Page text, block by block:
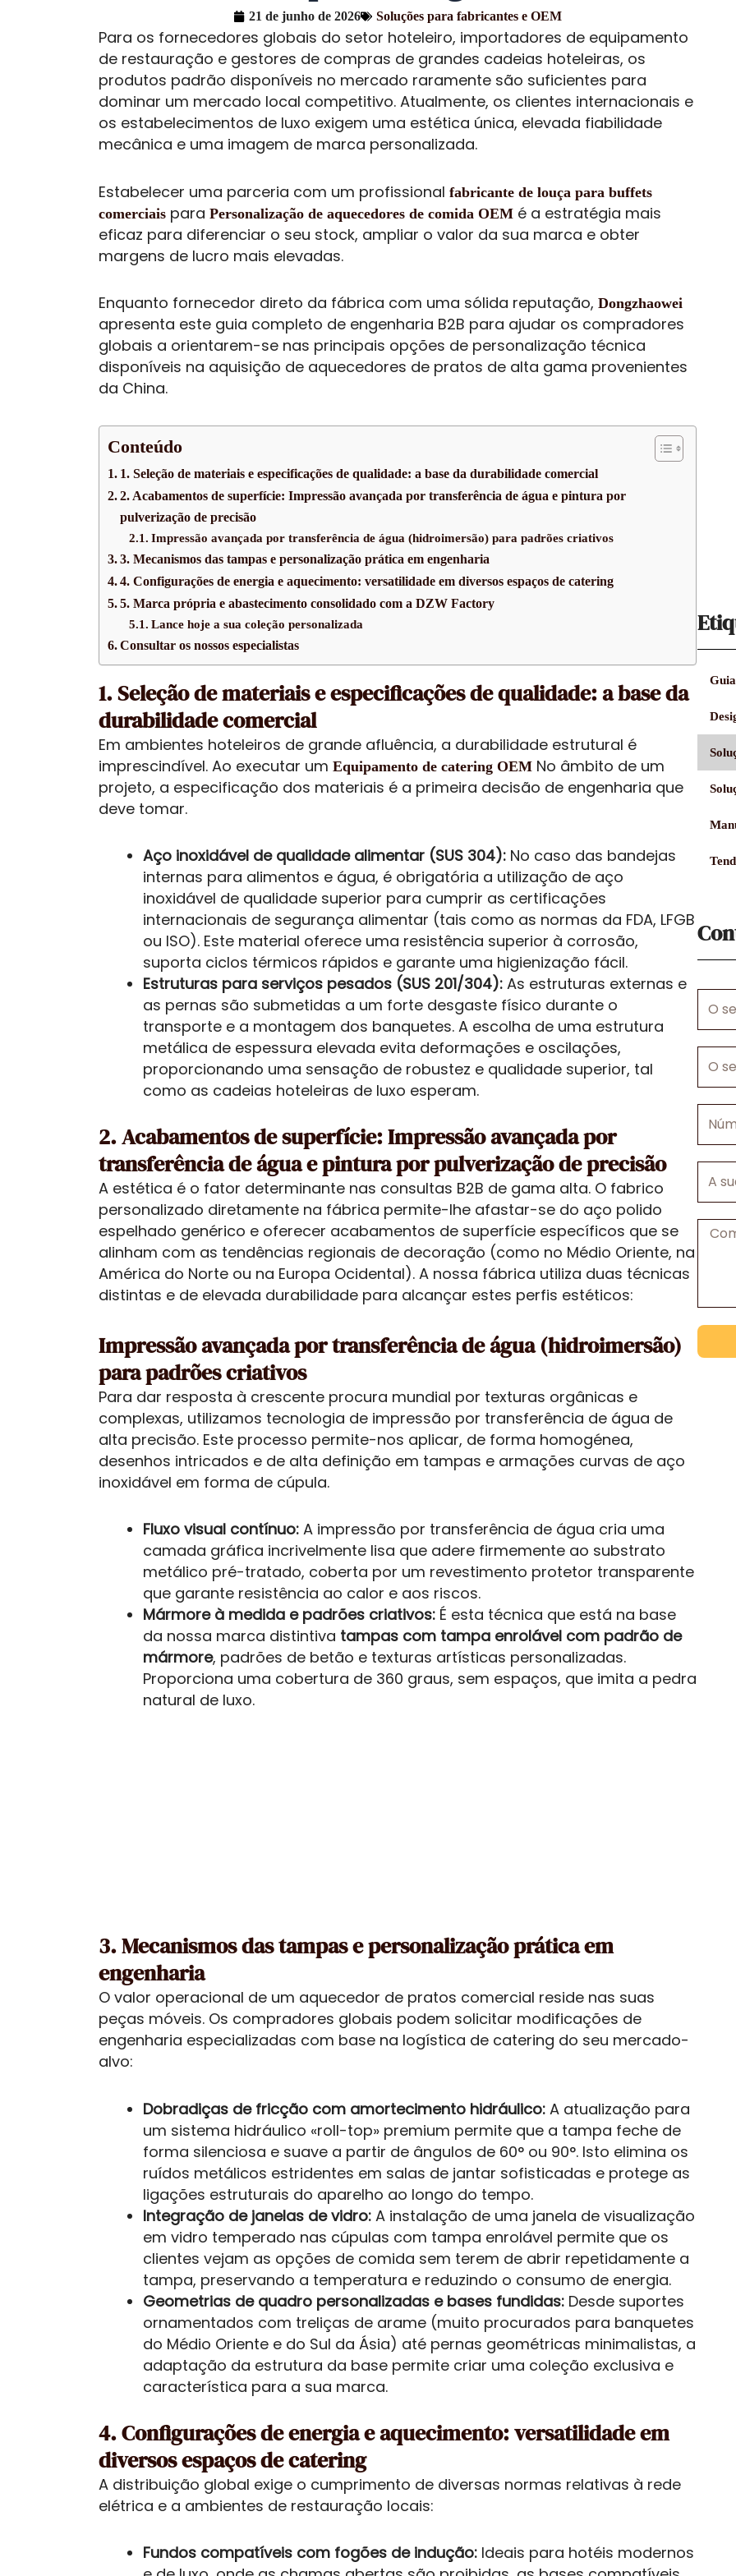
21 de junho de 2026 Soluções para fabricantes e OEM
Para os fornecedores globais do setor hoteleiro, importadores de equipamento
de restauração e gestores de compras de grandes cadeias hoteleiras, os
produtos padrão disponíveis no mercado raramente são suficientes para
dominar um mercado local competitivo. Atualmente, os clientes internacionais e
os estabelecimentos de luxo exigem uma estética única, elevada fiabilidade
mecânica e uma imagem de marca personalizada.
Estabelecer uma parceria com um profissional fabricante de louça para buffets
comerciais para Personalização de aquecedores de comida OEM é a estratégia mais
eficaz para diferenciar o seu stock, ampliar o valor da sua marca e obter
margens de lucro mais elevadas.
Enquanto fornecedor direto da fábrica com uma sólida reputação, Dongzhaowei
apresenta este guia completo de engenharia B2B para ajudar os compradores
globais a orientarem-se nas principais opções de personalização técnica
disponíveis na aquisição de aquecedores de pratos de alta gama provenientes
da China.
Conteúdo
1. Seleção de materiais e especificações de qualidade: a base da durabilidade comercial
2. Acabamentos de superfície: Impressão avançada por transferência de água e pintura por
pulverização de precisão
Impressão avançada por transferência de água (hidroimersão) para padrões criativos
3. Mecanismos das tampas e personalização prática em engenharia
4. Configurações de energia e aquecimento: versatilidade em diversos espaços de catering
5. Marca própria e abastecimento consolidado com a DZW Factory
Lance hoje a sua coleção personalizada
Consultar os nossos especialistas
1. Seleção de materiais e especificações de qualidade: a base da
durabilidade comercial
Em ambientes hoteleiros de grande afluência, a durabilidade estrutural é
imprescindível. Ao executar um Equipamento de catering OEM No âmbito de um
projeto, a especificação dos materiais é a primeira decisão de engenharia que
deve tomar.
Aço inoxidável de qualidade alimentar (SUS 304): No caso das bandejas
internas para alimentos e água, é obrigatória a utilização de aço
inoxidável de qualidade superior para cumprir as certificações
internacionais de segurança alimentar (tais como as normas da FDA, LFGB
ou ISO). Este material oferece uma resistência superior à corrosão,
suporta ciclos térmicos rápidos e garante uma higienização fácil.
Estruturas para serviços pesados (SUS 201/304): As estruturas externas e
as pernas são submetidas a um forte desgaste físico durante o
transporte e a montagem dos banquetes. A escolha de uma estrutura
metálica de espessura elevada evita deformações e oscilações,
proporcionando uma sensação de robustez e qualidade superior, tal
como as cadeias hoteleiras de luxo esperam.
2. Acabamentos de superfície: Impressão avançada por
transferência de água e pintura por pulverização de precisão
A estética é o fator determinante nas consultas B2B de gama alta. O fabrico
personalizado diretamente na fábrica permite-lhe afastar-se do aço polido
espelhado genérico e oferecer acabamentos de superfície específicos que se
alinham com as tendências regionais de decoração (como no Médio Oriente, na
América do Norte ou na Europa Ocidental). A nossa fábrica utiliza duas técnicas
distintas e de elevada durabilidade para alcançar estes perfis estéticos:
Impressão avançada por transferência de água (hidroimersão)
para padrões criativos
Para dar resposta à crescente procura mundial por texturas orgânicas e
complexas, utilizamos tecnologia de impressão por transferência de água de
alta precisão. Este processo permite-nos aplicar, de forma homogénea,
desenhos intricados e de alta definição em tampas e armações curvas de aço
inoxidável em forma de cúpula.
Fluxo visual contínuo: A impressão por transferência de água cria uma
camada gráfica incrivelmente lisa que adere firmemente ao substrato
metálico pré-tratado, coberta por um revestimento protetor transparente
que garante resistência ao calor e aos riscos.
Mármore à medida e padrões criativos: É esta técnica que está na base
da nossa marca distintiva tampas com tampa enrolável com padrão de
mármore, padrões de betão e texturas artísticas personalizadas.
Proporciona uma cobertura de 360 graus, sem espaços, que imita a pedra
natural de luxo.
3. Mecanismos das tampas e personalização prática em
engenharia
O valor operacional de um aquecedor de pratos comercial reside nas suas
peças móveis. Os compradores globais podem solicitar modificações de
engenharia especializadas com base na logística de catering do seu mercado-
alvo:
Dobradiças de fricção com amortecimento hidráulico: A atualização para
um sistema hidráulico «roll-top» premium permite que a tampa feche de
forma silenciosa e suave a partir de ângulos de 60° ou 90°. Isto elimina os
ruídos metálicos estridentes em salas de jantar sofisticadas e protege as
ligações estruturais do aparelho ao longo do tempo.
Integração de janelas de vidro: A instalação de uma janela de visualização
em vidro temperado nas cúpulas com tampa enrolável permite que os
clientes vejam as opções de comida sem terem de abrir repetidamente a
tampa, preservando a temperatura e reduzindo o consumo de energia.
Geometrias de quadro personalizadas e bases fundidas: Desde suportes
ornamentados com treliças de arame (muito procurados para banquetes
do Médio Oriente e do Sul da Ásia) até pernas geométricas minimalistas, a
adaptação da estrutura da base permite criar uma coleção exclusiva e
característica para a sua marca.
4. Configurações de energia e aquecimento: versatilidade em
diversos espaços de catering
A distribuição global exige o cumprimento de diversas normas relativas à rede
elétrica e a ambientes de restauração locais:
Fundos compatíveis com fogões de indução: Ideais para hotéis modernos
seu
seu
de
sua